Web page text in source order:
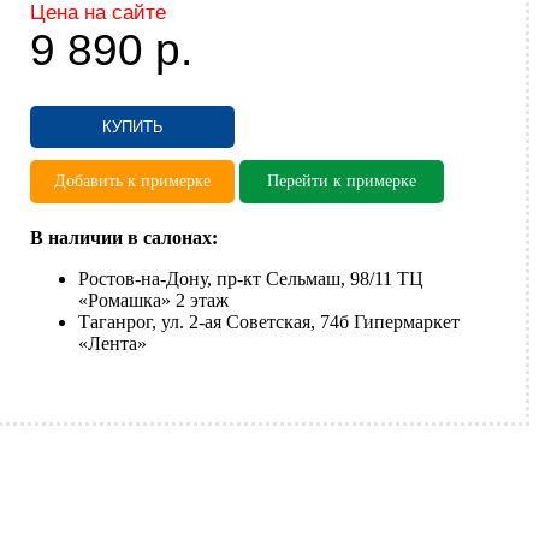
Цена на сайте
9 890 р.
КУПИТЬ
Добавить к примерке Перейти к примерке
В наличии в салонах:
Ростов-на-Дону, пр-кт Сельмаш, 98/11 ТЦ
«Ромашка» 2 этаж
Таганрог, ул. 2-ая Советская, 74б Гипермаркет
«Лента»